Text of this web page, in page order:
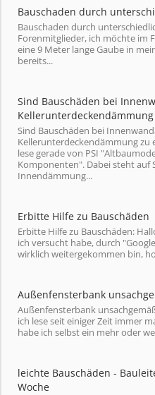
Bauschaden durch
Bauschaden durch
Forenmitglieder, ich möchte im
eine 9 Meter lange Gaube in
bereits...
Sind Bauschäden bei
Sind Bauschäden bei
Kellerunterdeckendämmung zu
lese gerade von PSI
Komponenten". Dabei steht auf
Innendämmung...
Erbitte Hilfe zu Bauschäden
Erbitte Hilfe zu Bauschäden:
ich versucht habe, durch
wirklich weitergekommen bin,
Außenfensterbank
Außenfensterbank
ich lese seit einiger Zeit immer
habe ich selbst ein mehr oder
leichte Bauschäden -
Woche